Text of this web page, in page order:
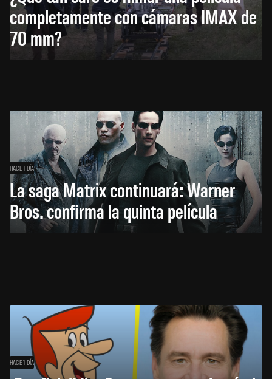
completamente con cámaras IMAX de
70 mm?
HACE 1 DÍA
La saga Matrix continuará: Warner
Bros. confirma la quinta película
HACE 1 DÍA